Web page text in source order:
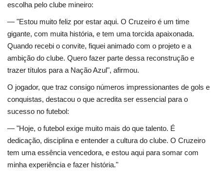
escolha pelo clube mineiro:
— "Estou muito feliz por estar aqui. O Cruzeiro é um time
gigante, com muita história, e tem uma torcida apaixonada.
Quando recebi o convite, fiquei animado com o projeto e a
ambição do clube. Quero fazer parte dessa reconstrução e
trazer títulos para a Nação Azul", afirmou.
O jogador, que traz consigo números impressionantes de gols e
conquistas, destacou o que acredita ser essencial para o
sucesso no futebol:
— "Hoje, o futebol exige muito mais do que talento. É
dedicação, disciplina e entender a cultura do clube. O Cruzeiro
tem uma essência vencedora, e estou aqui para somar com
minha experiência e fazer história."